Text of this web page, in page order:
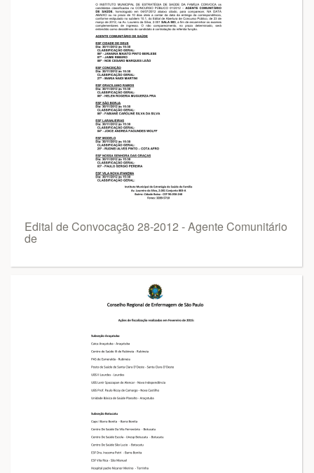
Edital de Convocação 28-2012 - Agente Comunitário
de